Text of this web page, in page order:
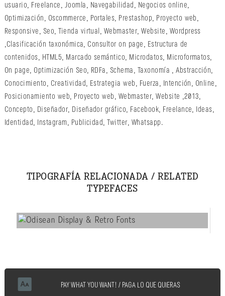
usuario, Freelance , Joomla , Navegabilidad , Negocios online,
Optimización , Oscommerce , Portales, Prestashop, Proyecto web ,
Responsive , Seo, Tienda virtual , Webmaster,Website , Wordpress
,Clasificación taxonómica, Consultor on page , Estructura de
contenidos, HTML5, Marcado semántico, Microdatos, Microformatos,
On page, Optimización Seo, RDFa , Schema , Taxonomía ,Abstracción,
Conocimiento , Creatividad , Estrategia web , Fuerza , Intención , Online ,
Posicionamiento web, Proyecto web , Webmaster,Website ,2013,
Concepto , Diseñador, Diseñador gráfico, Facebook, Freelance, Ideas,
Identidad , Instagram, Publicidad , Twitter, Whatsapp .
TIPOGRAFÍA RELACIONADA / RELATED
TYPEFACES
PAY WHAT YOU WANT! / PAGA LO QUE QUIERAS